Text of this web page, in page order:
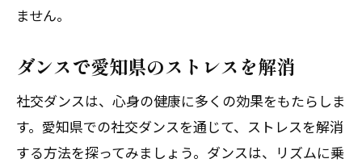
ません。
ダンスで愛知県のストレスを解消
社交ダンスは、心身の健康に多くの効果をもたらしま
す。愛知県での社交ダンスを通じて、ストレスを解消
する方法を探ってみましょう。ダンスは、リズムに乗